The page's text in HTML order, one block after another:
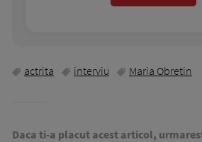
actrita interviu Maria Obretin
Daca ti-a placut acest articol,